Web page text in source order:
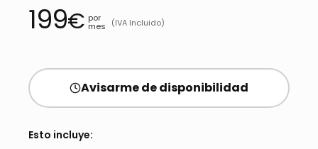
199€ por
mes (IVA Incluido)
Avisarme de disponibilidad
Esto incluye: